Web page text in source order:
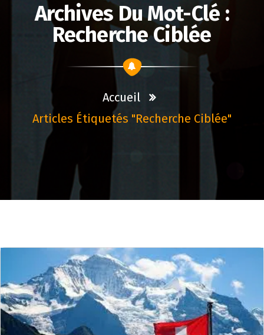
Archives Du Mot-Clé :
Recherche Ciblée
Accueil
Articles Étiquetés "recherche Ciblée"